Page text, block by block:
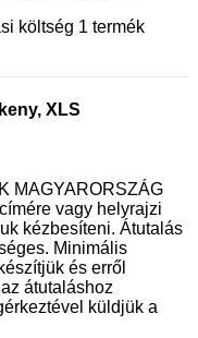
költség 1 termék
XLS
MAGYARORSZÁG
vagy helyrajzi
kézbesíteni. Átutalás
Minimális
és erről
átutaláshoz
küldjük a